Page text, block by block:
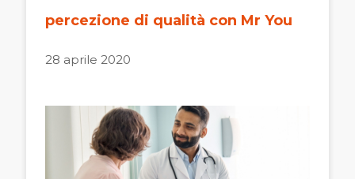
percezione di qualità con Mr You
28 aprile 2020